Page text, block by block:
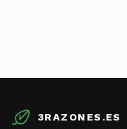
3RAZONES.ES